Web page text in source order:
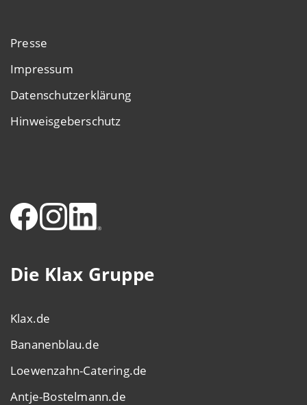
Presse
Impressum
Datenschutzerklärung
Hinweisgeberschutz
Die Klax Gruppe
Klax.de
Bananenblau.de
Loewenzahn-Catering.de
Antje-Bostelmann.de